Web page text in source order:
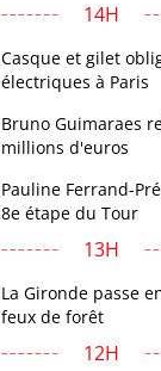
14H
Casque et gilet
électriques à Paris
Bruno Guimaraes
millions d'euros
Pauline Ferrand-
8e étape du Tour
13H
La Gironde passe
feux de forêt
12H